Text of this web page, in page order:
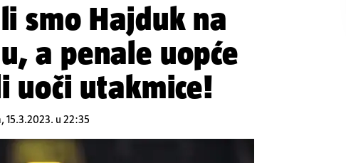
smo Hajduk na
a penale uopće
uoči utakmice!
15.3.2023. u 22:35